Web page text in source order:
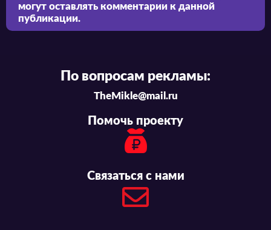
могут оставлять комментарии к данной
публикации.
По вопросам рекламы:
TheMikle@mail.ru
Помочь проекту
Связаться с нами